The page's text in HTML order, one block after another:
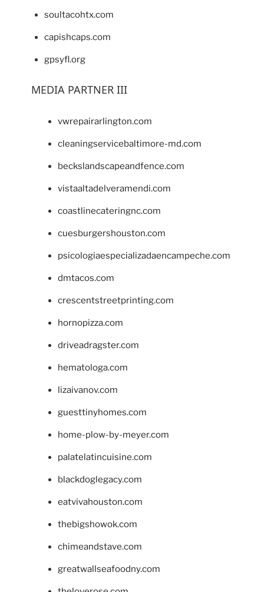
soultacohtx.com
capishcaps.com
gpsyfl.org
MEDIA PARTNER III
vwrepairarlington.com
cleaningservicebaltimore-md.com
beckslandscapeandfence.com
vistaaltadelveramendi.com
coastlinecateringnc.com
cuesburgershouston.com
psicologiaespecializadaencampeche.com
dmtacos.com
crescentstreetprinting.com
hornopizza.com
driveadragster.com
hematologa.com
lizaivanov.com
guesttinyhomes.com
home-plow-by-meyer.com
palatelatincuisine.com
blackdoglegacy.com
eatvivahouston.com
thebigshowok.com
chimeandstave.com
greatwallseafoodny.com